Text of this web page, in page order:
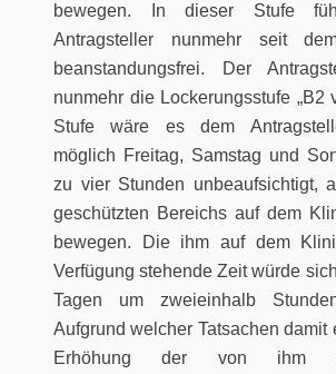
bewegen. In dieser Stufe
Antragsteller nunmehr seit
beanstandungsfrei. Der
nunmehr die Lockerungsstufe „B2
Stufe wäre es dem
möglich Freitag, Samstag und
zu vier Stunden unbeaufsichtigt,
geschützten Bereichs auf dem
bewegen. Die ihm auf dem
Verfügung stehende Zeit würde
Tagen um zweieinhalb
Aufgrund welcher Tatsachen damit
Erhöhung der von ihm